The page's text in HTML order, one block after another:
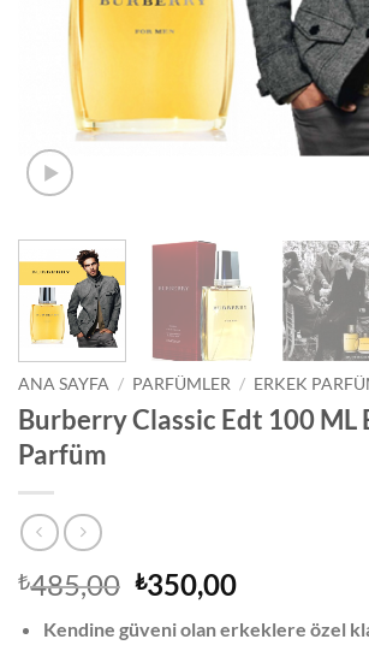
ANA SAYFA / PARFÜMLER / ERKEK
Burberry Classic Edt 100 ML
Parfüm
₺485,00 Orijinal
fiyat:
₺350,00Şu
Kendine güveni olan erkeklere özel